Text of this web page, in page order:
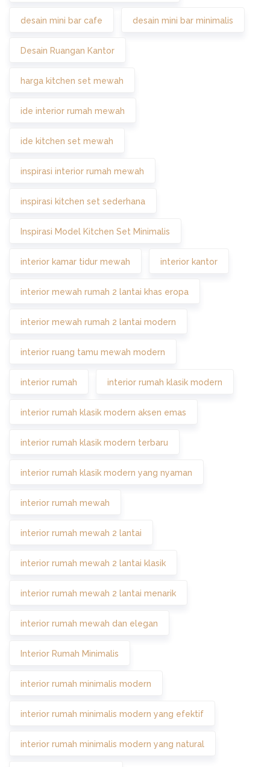
desain mini bar cafe desain mini bar minimalis
Desain Ruangan Kantor
harga kitchen set mewah
ide interior rumah mewah
ide kitchen set mewah
inspirasi interior rumah mewah
inspirasi kitchen set sederhana
Inspirasi Model Kitchen Set Minimalis
interior kamar tidur mewah interior kantor
interior mewah rumah 2 lantai khas eropa
interior mewah rumah 2 lantai modern
interior ruang tamu mewah modern
interior rumah interior rumah klasik modern
interior rumah klasik modern aksen emas
interior rumah klasik modern terbaru
interior rumah klasik modern yang nyaman
interior rumah mewah
interior rumah mewah 2 lantai
interior rumah mewah 2 lantai klasik
interior rumah mewah 2 lantai menarik
interior rumah mewah dan elegan
Interior Rumah Minimalis
interior rumah minimalis modern
interior rumah minimalis modern yang efektif
interior rumah minimalis modern yang natural